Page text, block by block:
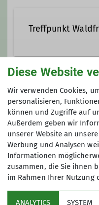
Tourenleiter*in
Treffpunkt
Preis
115 €
Maximale
6
Diese Website
Wir verwenden Cookies,
personalisieren,
können und Zugriffe auf
Außerdem geben wir
unserer Website an
Werbung und Analysen
Informationen
zusammen, die Sie ihnen
im Rahmen Ihrer Nutzung
ANALYTICS SYSTEM